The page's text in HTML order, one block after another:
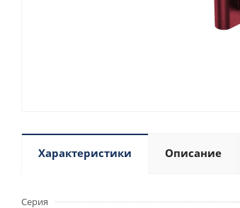
Характеристики Описание
Серия